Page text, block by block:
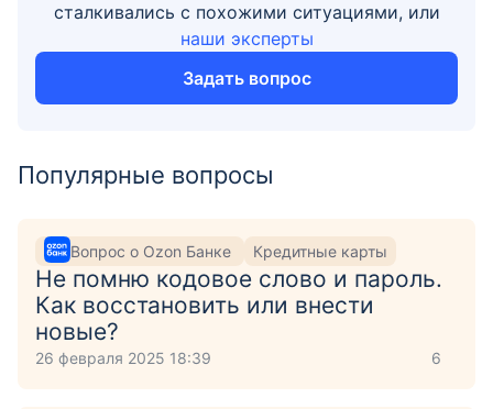
сталкивались с похожими ситуациями, или
наши эксперты
Задать вопрос
Популярные вопросы
Вопрос о Ozon Банке Кредитные карты
Не помню кодовое слово и пароль.
Как восстановить или внести
новые?
26 февраля 2025 18:39 6